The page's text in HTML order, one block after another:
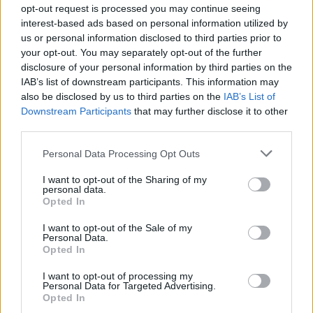
opt-out request is processed you may continue seeing
interest-based ads based on personal information utilized by
us or personal information disclosed to third parties prior to
your opt-out. You may separately opt-out of the further
disclosure of your personal information by third parties on the
IAB’s list of downstream participants. This information may
also be disclosed by us to third parties on the IAB’s List of
Downstream Participants that may further disclose it to other
Personal Data Processing Opt Outs
I want to opt-out of the Sharing of my
personal data.
Opted In
I want to opt-out of the Sale of my
Personal Data.
Opted In
I want to opt-out of processing my
Personal Data for Targeted Advertising.
Opted In
diákotthon
üzenet
kellemetlen lakótárs
kollégiumi szabály
Hozzászólások
Több mint kétszer annyi diák jutott be a
felsőoktatásba, mint ahány kollégiumi férőhely
összesen van
hogy hány kollégiumi férőhely jut a hallgatókra, a térítési díj összege
sem egységes. Míg a BME-n 100 újonnan felvett egyetemistára 76
férőhely jut, a BGE-n mindössze 16, a legolcsóbb havi kollégiumi